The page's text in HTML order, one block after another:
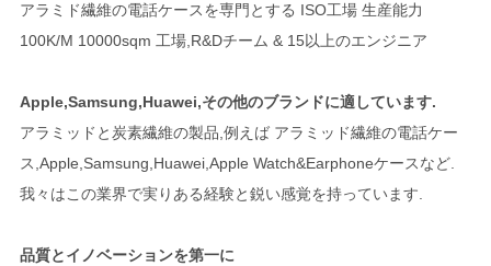
アラミド繊維の電話ケースを専門とする ISO工場 生産能力
100K/M 10000sqm 工場,R&Dチーム & 15以上のエンジニア
Apple,Samsung,Huawei,その他のブランドに適しています.
アラミッドと炭素繊維の製品,例えば アラミッド繊維の電話ケー
ス,Apple,Samsung,Huawei,Apple Watch&Earphoneケースなど.
我々はこの業界で実りある経験と鋭い感覚を持っています.
品質とイノベーションを第一に